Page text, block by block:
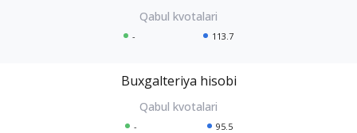
- 113.7
Buxgalteriya hisobi
- 95.5